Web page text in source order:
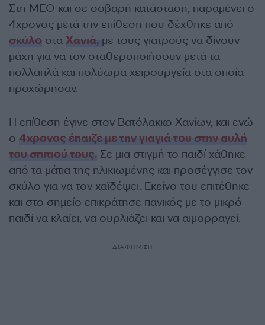
Στη ΜΕΘ και σε σοβαρή κατάσταση, παραμένει ο
4χρονος μετά την επίθεση που δέχθηκε από
σκύλο στα Χανιά, με τους γιατρούς να δίνουν
μάχη για να τον σταθεροποιήσουν μετά τα
πολλαπλά και πολύωρα χειρουργεία στα οποία
προχώρησαν.
Η επίθεση έγινε στον Βατόλακκο Χανίων, και ενώ
ο 4χρονος έπαιζε με την γιαγιά του στην αυλή
του σπιτιού τους. Σε μια στιγμή το παιδί χάθηκε
από τα μάτια της ηλικιωμένης και προσέγγισε τον
σκύλο για να τον χαϊδέψει. Εκείνο του επιτέθηκε
και στο σημείο επικράτησε πανικός με το μικρό
παιδί να κλαίει, να ουρλιάζει και να αιμορραγεί.
ΔΙΑΦΗΜΙΣΗ